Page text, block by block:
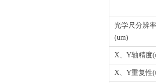
光学尺分辨率
(um)
X、Y轴精度
X、Y重复性